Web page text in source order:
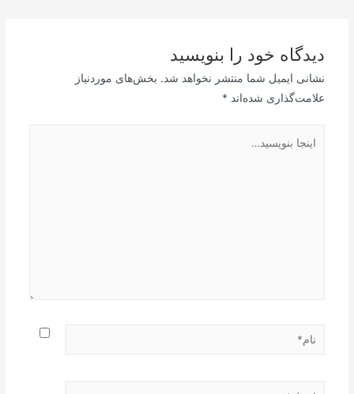
دیدگاه‌ خود را بنویسید
نشانی ایمیل شما منتشر نخواهد شد. بخش‌های موردنیاز
علامت‌گذاری شده‌اند *
بنویسید…
نام*
ایمیل*